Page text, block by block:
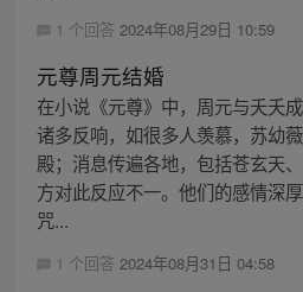
1 个回答 2024年08月29日 10:59
元尊周元结婚
在小说《元尊》中，周元与夭夭
诸多反响，如很多人羡慕，苏幼
殿；消息传遍各地，包括苍玄天
方对此反应不一。他们的感情深
咒...
1 个回答 2024年08月31日 04:58